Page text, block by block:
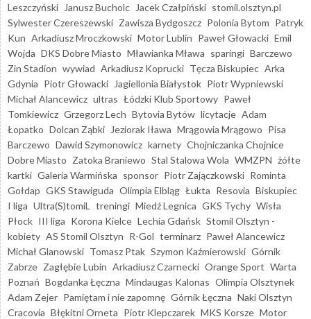
Leszczyński
Janusz Bucholc Jacek Czałpiński stomil.olsztyn.pl
Sylwester Czereszewski Zawisza Bydgoszcz Polonia Bytom Patryk
Kun Arkadiusz Mroczkowski Motor Lublin Paweł Głowacki Emil
Wojda DKS Dobre Miasto Mławianka Mława sparingi Barczewo
Zin Stadion wywiad Arkadiusz Koprucki Tęcza Biskupiec Arka
Gdynia Piotr Głowacki Jagiellonia Białystok Piotr Wypniewski
Michał Alancewicz ultras Łódzki Klub Sportowy Paweł
Tomkiewicz Grzegorz Lech Bytovia Bytów licytacje Adam
Łopatko Dolcan Ząbki Jeziorak Iława Mrągowia Mrągowo Pisa
Barczewo Dawid Szymonowicz karnety Chojniczanka Chojnice
Dobre Miasto Zatoka Braniewo Stal Stalowa Wola WMZPN żółte
kartki Galeria Warmińska sponsor Piotr Zajączkowski Rominta
Gołdap GKS Stawiguda Olimpia Elbląg Łukta Resovia Biskupiec
I liga Ultra(S)tomiL treningi Miedź Legnica GKS Tychy Wisła
Płock III liga Korona Kielce Lechia Gdańsk Stomil Olsztyn -
kobiety AS Stomil Olsztyn R-Gol terminarz Paweł Alancewicz
Michał Glanowski Tomasz Ptak Szymon Kaźmierowski Górnik
Zabrze Zagłębie Lubin Arkadiusz Czarnecki Orange Sport Warta
Poznań Bogdanka Łęczna Mindaugas Kalonas Olimpia Olsztynek
Adam Zejer Pamiętam i nie zapomnę Górnik Łęczna Naki Olsztyn
Cracovia Błękitni Orneta Piotr Klepczarek MKS Korsze Motor